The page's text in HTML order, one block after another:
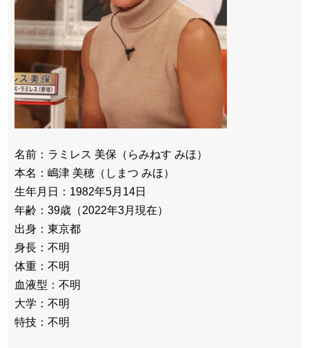
名前：ラミレス 美保（らみねす みほ）
本名：嶋津 美穂（しまつ みほ）
生年月日：1982年5月14日
年齢：39歳（2022年3月現在）
出身：東京都
身長：不明
体重：不明
血液型：不明
大学：不明
特技：不明